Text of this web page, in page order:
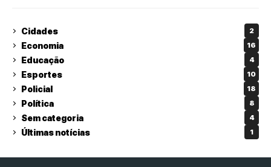
Cidades 2
Economia 16
Educação 4
Esportes 10
Policial 18
Política 8
Sem categoria 4
Últimas notícias 1